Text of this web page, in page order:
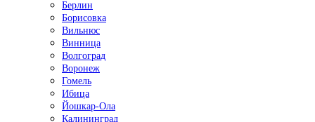
Берлин
Борисовка
Вильнюс
Винница
Волгоград
Воронеж
Гомель
Ибица
Йошкар-Ола
Калининград